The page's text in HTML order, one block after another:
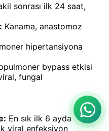
sonrası ilk 24 saat,
Kanama, anastomoz
hipertansiyona
bypass etkisi
fungal
En sık ilk 6 ayda
viral enfeksiyon